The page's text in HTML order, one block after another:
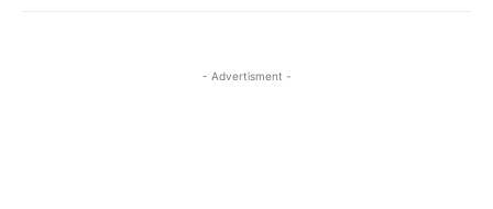
- Advertisment -